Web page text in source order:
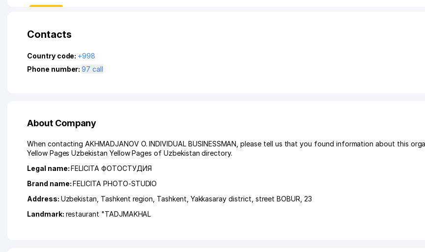
Contacts
Country code: +998
Phone number:
97 call
About Company
When contacting AKHMADJANOV O. INDIVIDUAL BUSINESSMAN, please tell us that you found information about this
Yellow Pages Uzbekistan Yellow Pages of Uzbekistan directory.
Legal name:FELICITA ФОТОСТУДИЯ
Brand name:FELICITA PHOTO-STUDIO
Address: Uzbekistan, Tashkent region Tashkent Yakkasaray district street BOBUR , 23
Landmark: restaurant "TADJMAKHAL